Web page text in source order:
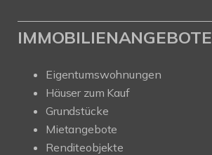
IMMOBILIENANGEBOTE
Eigentumswohnungen
Häuser zum Kauf
Grundstücke
Mietangebote
Renditeobjekte